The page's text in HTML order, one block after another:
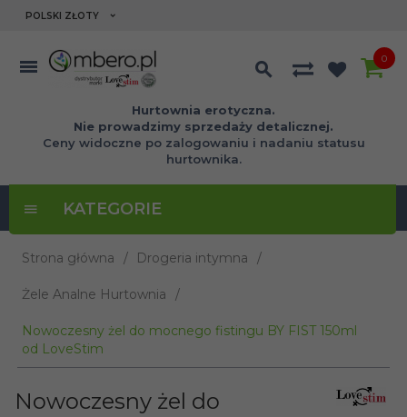
currency_h
POLSKI ZŁOTY
Hurtownia erotyczna.
Nie prowadzimy sprzedaży detalicznej.
Ceny widoczne po zalogowaniu i nadaniu statusu
hurtownika.
0
KATEGORIE
Strona główna Drogeria intymna
Żele Analne Hurtownia
Nowoczesny żel do mocnego fistingu BY FIST 150ml
od LoveStim
Nowoczesny żel do